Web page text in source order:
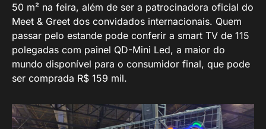
50 m² na feira, além de ser a patrocinadora oficial do
Meet & Greet dos convidados internacionais. Quem
passar pelo estande pode conferir a smart TV de 115
polegadas com painel QD-Mini Led, a maior do
mundo disponível para o consumidor final, que pode
ser comprada R$ 159 mil.